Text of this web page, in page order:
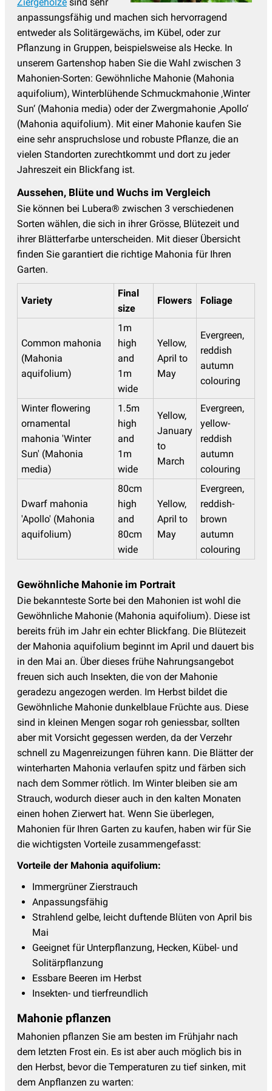
anpassungsfähig und machen sich hervorragend
entweder als Solitärgewächs, im Kübel, oder zur
Pflanzung in Gruppen, beispielsweise als Hecke. In
unserem Gartenshop haben Sie die Wahl zwischen 3
Mahonien-Sorten: Gewöhnliche Mahonie (Mahonia
aquifolium), Winterblühende Schmuckmahonie ‚Winter
Sun‘ (Mahonia media) oder der Zwergmahonie ‚Apollo‘
(Mahonia aquifolium). Mit einer Mahonie kaufen Sie
eine sehr anspruchslose und robuste Pflanze, die an
vielen Standorten zurechtkommt und dort zu jeder
Jahreszeit ein Blickfang ist.
Aussehen, Blüte und Wuchs im Vergleich
Sie können bei Lubera® zwischen 3 verschiedenen
Sorten wählen, die sich in ihrer Grösse, Blütezeit und
ihrer Blätterfarbe unterscheiden. Mit dieser Übersicht
finden Sie garantiert die richtige Mahonia für Ihren
Garten.
Variety
Final
size
Flowers Foliage
Common mahonia
(Mahonia
aquifolium)
1m
high
and
1m
wide
Yellow,
April to
May
Evergreen,
reddish
autumn
colouring
Winter flowering
ornamental
mahonia 'Winter
Sun' (Mahonia
media)
1.5m
high
and
1m
wide
Yellow,
January
to
March
Evergreen,
yellow-
reddish
autumn
colouring
Dwarf mahonia
'Apollo' (Mahonia
aquifolium)
80cm
high
and
80cm
wide
Yellow,
April to
May
Evergreen,
reddish-
brown
autumn
colouring
Gewöhnliche Mahonie im Portrait
Die bekannteste Sorte bei den Mahonien ist wohl die
Gewöhnliche Mahonie (Mahonia aquifolium). Diese ist
bereits früh im Jahr ein echter Blickfang. Die Blütezeit
der Mahonia aquifolium beginnt im April und dauert bis
in den Mai an. Über dieses frühe Nahrungsangebot
freuen sich auch Insekten, die von der Mahonie
geradezu angezogen werden. Im Herbst bildet die
Gewöhnliche Mahonie dunkelblaue Früchte aus. Diese
sind in kleinen Mengen sogar roh geniessbar, sollten
aber mit Vorsicht gegessen werden, da der Verzehr
schnell zu Magenreizungen führen kann. Die Blätter der
winterharten Mahonia verlaufen spitz und färben sich
nach dem Sommer rötlich. Im Winter bleiben sie am
Strauch, wodurch dieser auch in den kalten Monaten
einen hohen Zierwert hat. Wenn Sie überlegen,
Mahonien für Ihren Garten zu kaufen, haben wir für Sie
die wichtigsten Vorteile zusammengefasst:
Vorteile der Mahonia aquifolium:
Immergrüner Zierstrauch
Anpassungsfähig
Strahlend gelbe, leicht duftende Blüten von April bis
Mai
Geeignet für Unterpflanzung, Hecken, Kübel- und
Solitärpflanzung
Essbare Beeren im Herbst
Insekten- und tierfreundlich
Mahonie pflanzen
Mahonien pflanzen Sie am besten im Frühjahr nach
dem letzten Frost ein. Es ist aber auch möglich bis in
den Herbst, bevor die Temperaturen zu tief sinken, mit
dem Anpflanzen zu warten: